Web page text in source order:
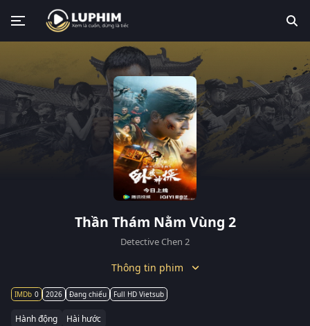
Thần Thám Nằm Vùng 2
Detective Chen 2
Thông tin phim
0 2026 Đang chiếu Full HD Vietsub
Hành động
Hài hước